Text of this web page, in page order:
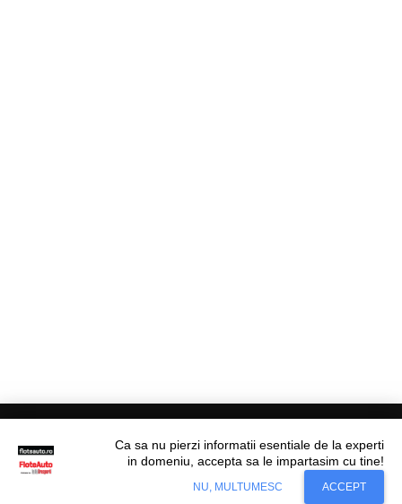
© Flote Auto. Toate drepturile rezervate.
JuridicFinanciarAnalize De Piață Transporturi
Situl nostru utilizeaza cookies. Ce inseamna
Accept
Ca sa nu pierzi informatii esentiale de la experti
in domeniu, accepta sa le impartasim cu tine!
NU, MULTUMESC ACCEPT